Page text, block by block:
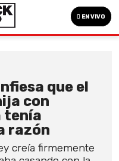
EN VIVO
que el
con
tenía
razón
creía firmemente